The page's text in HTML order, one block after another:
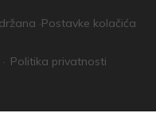
·Postavke kolačića
Politika privatnosti